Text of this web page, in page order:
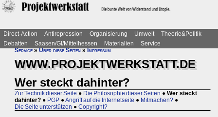
Direct-Action Antirepression Organisierung Umwelt
Theorie&Politik
Debatten
Saasen/GI/Mittelhessen Materialien
Service
Service»Über diese Seiten»Impressum
WWW.PROJEKTWERKSTATT.DE
Wer steckt dahinter?
Zur Technik dieser Seite ● Die Philosophie dieser Seiten ● Wer steckt
dahinter? ● PGP ●Angriff auf die Internetseite ● Mitmachen? ●
Die Seite unterstützen ● Copyright?